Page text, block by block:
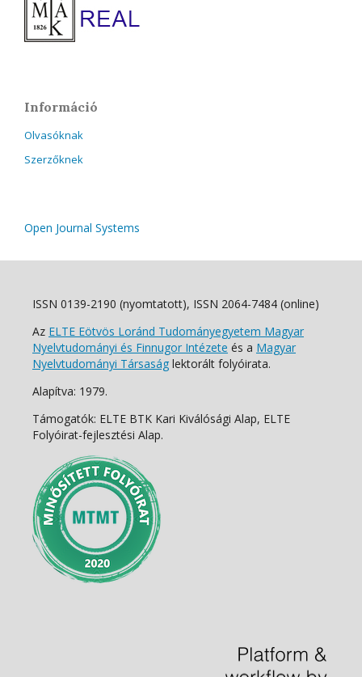
Információ
Olvasóknak
Szerzőknek
Open Journal Systems
ISSN 0139-2190 (nyomtatott), ISSN 2064-7484 (online)
Az ELTE Eötvös Loránd Tudományegyetem Magyar
Nyelvtudományi és Finnugor Intézete és a Magyar
Nyelvtudományi Társaság lektorált folyóirata.
Alapítva: 1979.
Támogatók: ELTE BTK Kari Kiválósági Alap, ELTE
Folyóirat-fejlesztési Alap.